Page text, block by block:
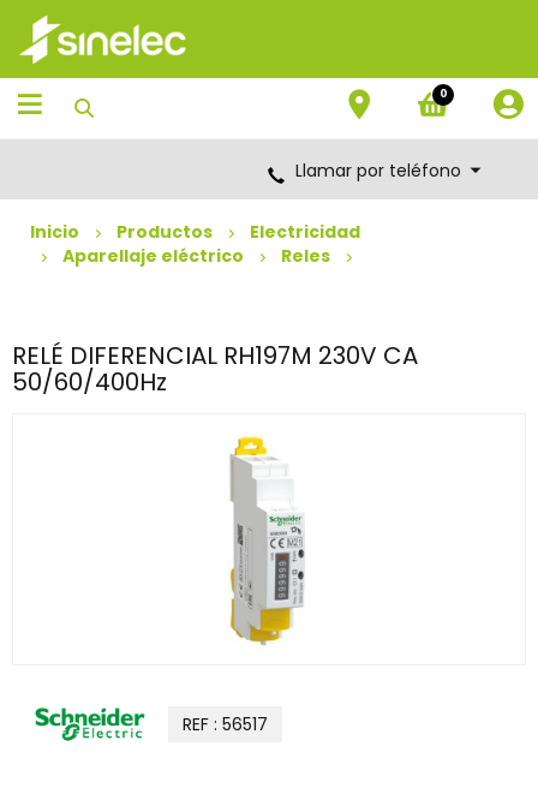
Saltar
contenido
Saltar
menú
de
navegación
0
Llamar por teléfono
Inicio Productos
Electricidad
Aparellaje eléctrico
Reles
RELÉ DIFERENCIAL RH197M 230V CA
50/60/400Hz
REF : 56517